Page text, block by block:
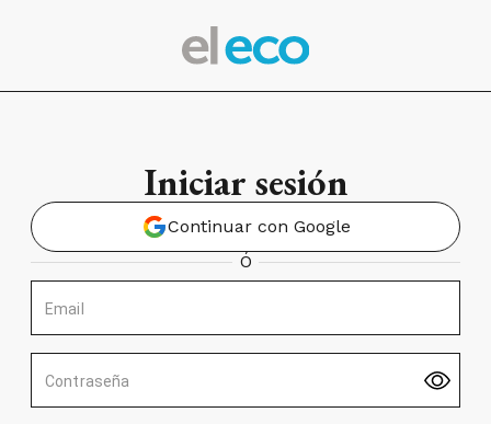
Iniciar sesión
Continuar con Google
Ó
Email
Contraseña